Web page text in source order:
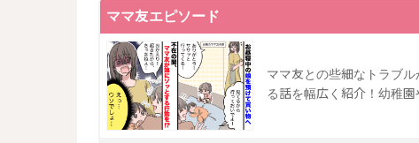
ママ友エピソード
ママ友との些細なトラブ
る話を幅広く紹介！幼稚